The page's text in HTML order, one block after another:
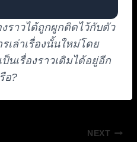
ราวได้ถูกผูกติดไว้กับตัว
เล่าเรื่องนั้นใหม่โดย
นเรื่องราวเดิมได้อยู่อีก
อ?
NEXT